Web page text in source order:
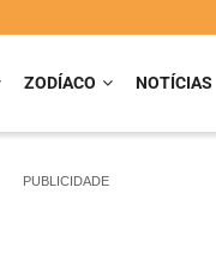
ZODÍACO NOTÍCIAS
PUBLICIDADE